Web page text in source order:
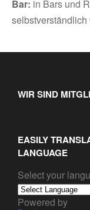
Bar: in Bars und
WIR SIND
EASILY
LANGUAGE
Select your
Powered by